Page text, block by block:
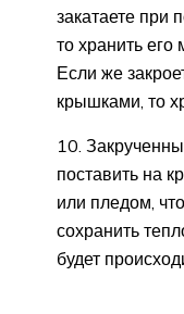
закатаете при
то хранить
Если же
крышками, то
10.
поставить на
или пледом,
сохранить
будет